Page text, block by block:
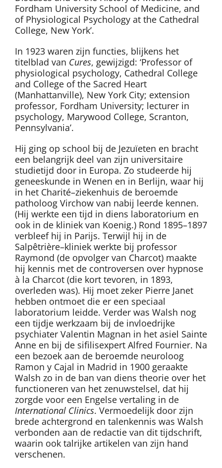
Fordham University School of Medicine, and
of Physiological Psychology at the Cathedral
College, New York’.
In 1923 waren zijn functies, blijkens het
titelblad van Cures, gewijzigd: ‘Professor of
physiological psychology, Cathedral College
and College of the Sacred Heart
(Manhattanville), New York City; extension
professor, Fordham University; lecturer in
psychology, Marywood College, Scranton,
Pennsylvania’.
Hij ging op school bij de Jezuïeten en bracht
een belangrijk deel van zijn universitaire
studietijd door in Europa. Zo studeerde hij
geneeskunde in Wenen en in Berlijn, waar hij
in het Charité–ziekenhuis de beroemde
patholoog Virchow van nabij leerde kennen.
(Hij werkte een tijd in diens laboratorium en
ook in de kliniek van Koenig.) Rond 1895–1897
verbleef hij in Parijs. Terwijl hij in de
Salpêtrière–kliniek werkte bij professor
Raymond (de opvolger van Charcot) maakte
hij kennis met de controversen over hypnose
à la Charcot (die kort tevoren, in 1893,
overleden was). Hij moet zeker Pierre Janet
hebben ontmoet die er een speciaal
laboratorium leidde. Verder was Walsh nog
een tijdje werkzaam bij de invloedrijke
psychiater Valentin Magnan in het asiel Sainte
Anne en bij de sifilisexpert Alfred Fournier. Na
een bezoek aan de beroemde neuroloog
Ramon y Cajal in Madrid in 1900 geraakte
Walsh zo in de ban van diens theorie over het
functioneren van het zenuwstelsel, dat hij
zorgde voor een Engelse vertaling in de
International Clinics. Vermoedelijk door zijn
brede achtergrond en talenkennis was Walsh
verbonden aan de redactie van dit tijdschrift,
waarin ook talrijke artikelen van zijn hand
verschenen.